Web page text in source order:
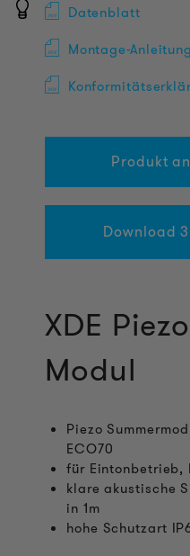
Datenblatt
Montage-Anleitung
Produkt
Download
XDE
Modul
Piezo
ECO70
für Eintonbetrieb,
klare akustische
in 1m
hohe Schutzart